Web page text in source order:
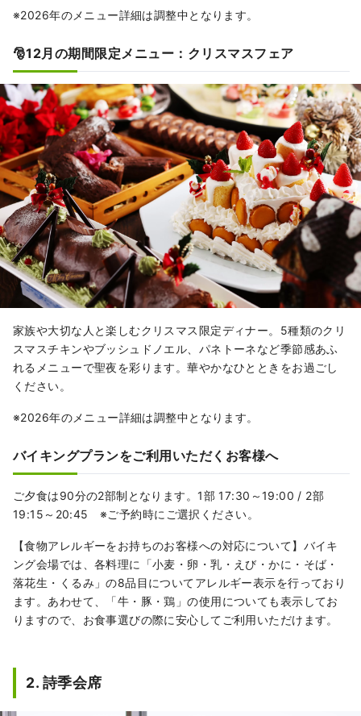
※2026年のメニュー詳細は調整中となります。
🎅12月の期間限定メニュー：クリスマスフェア
家族や大切な人と楽しむクリスマス限定ディナー。5種類のクリ
スマスチキンやブッシュドノエル、パネトーネなど季節感あふ
れるメニューで聖夜を彩ります。華やかなひとときをお過ごし
ください。
※2026年のメニュー詳細は調整中となります。
バイキングプランをご利用いただくお客様へ
ご夕食は90分の2部制となります。1部 17:30～19:00 / 2部
19:15～20:45 ※ご予約時にご選択ください。
【食物アレルギーをお持ちのお客様への対応について】バイキ
ング会場では、各料理に「小麦・卵・乳・えび・かに・そば・
落花生・くるみ」の8品目についてアレルギー表示を行っており
ます。あわせて、「牛・豚・鶏」の使用についても表示してお
りますので、お食事選びの際に安心してご利用いただけます。
2. 詩季会席